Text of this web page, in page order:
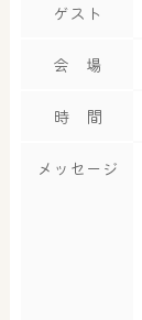
ゲスト
会 場
時 間
メッセージ